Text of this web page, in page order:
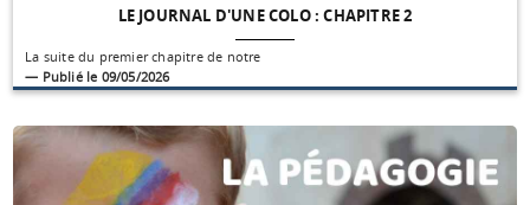
LE JOURNAL D'UNE COLO : CHAPITRE 2
La suite du premier chapitre de notre
— Publié le 09/05/2026